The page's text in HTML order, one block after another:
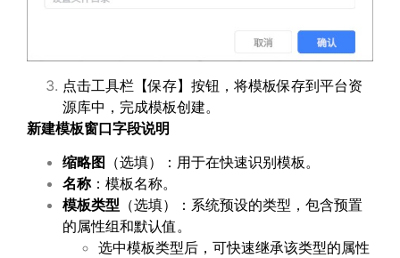
点击工具栏【保存】按钮，将模板保存到平台资
源库中，完成模板创建。
新建模板窗口字段说明
缩略图 （选填）：用于在快速识别模板。
名称：模板名称。
模板类型 （选填）：系统预设的类型，包含预置
的属性组和默认值。
选中模板类型后，可快速继承该类型的属性